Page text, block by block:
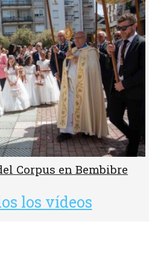
Corpus en Bembibre
los vídeos